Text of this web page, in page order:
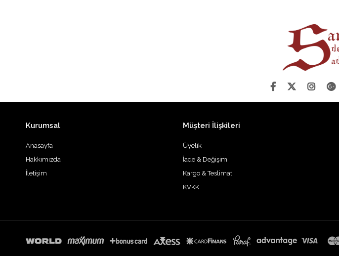
Kurumsal
Anasayfa
Hakkımızda
İletişim
Müşteri İlişkileri
Üyelik
İade & Değişim
Kargo & Teslimat
KVKK